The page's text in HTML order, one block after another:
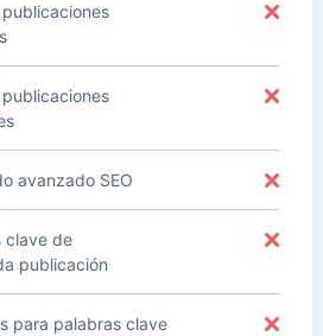
avanzado SEO
clave de
publicación
para palabras clave